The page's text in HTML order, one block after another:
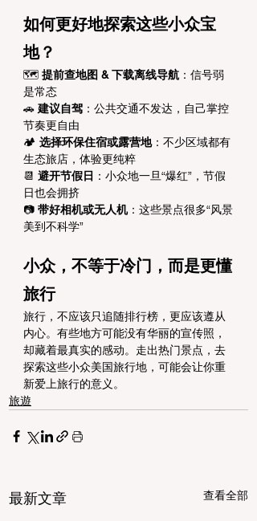
如何更好地探索这些小众宝
地？
🗺 提前查地图 & 下载离线导航 ：信号弱
是常态
🚗 建议自驾 ：公共交通不发达，自己掌控
节奏更自由
🏕 选择环保住宿或露营地：不少区域都有
生态旅店，体验更纯粹
📆 避开节假日 ：小众地一旦“爆红”，节假
日也会拥挤
📷 带好相机或无人机：这些景点很多“风景
美到不科学”
小众，不等于冷门，而是更懂
旅行
旅行，不应该只追随排行榜，更应该遵从
内心。有些地方可能没有华丽的宣传照，
却藏着最真实的感动。走出热门景点，去
探索这些小众美国旅行地，可能会让你重
新爱上旅行的意义。
旅遊
最新文章 查看全部